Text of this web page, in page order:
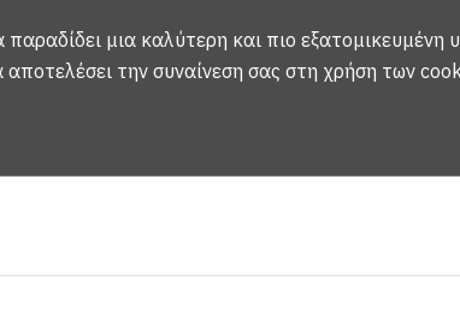
μια καλύτερη και πιο εξατομικευμένη
την συναίνεση σας στη χρήση των